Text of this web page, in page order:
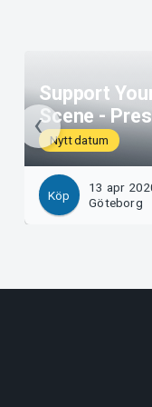
Support
Scene -
Nytt datum
Köp
13 apr
Göteborg